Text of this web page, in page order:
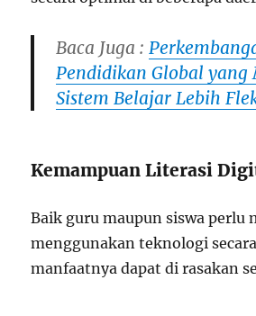
Baca Juga :
Pendidikan Global yang
Sistem Belajar Lebih
Kemampuan Literasi
Baik guru maupun siswa perlu
menggunakan teknologi
manfaatnya dapat di rasakan